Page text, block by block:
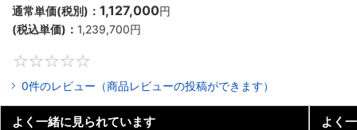
通常単価(税別)： 1,127,000円
(税込単価)： 1,239,700円
0件のレビュー（商品レビューの投稿ができます）
よく一緒に見られています よく